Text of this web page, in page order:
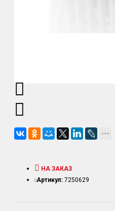
НА ЗАКАЗ
Артикул: 7250629